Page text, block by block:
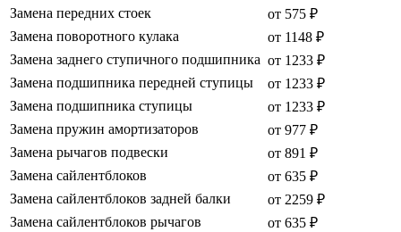
Замена передних стоек
от 575 ₽
Замена поворотного кулака
от 1148 ₽
Замена заднего ступичного подшипника от 1233 ₽
Замена подшипника передней ступицы
от 1233 ₽
Замена подшипника ступицы
от 1233 ₽
Замена пружин амортизаторов
от 977 ₽
Замена рычагов подвески
от 891 ₽
Замена сайлентблоков
от 635 ₽
Замена сайлентблоков задней балки
от 2259 ₽
Замена сайлентблоков рычагов
от 635 ₽